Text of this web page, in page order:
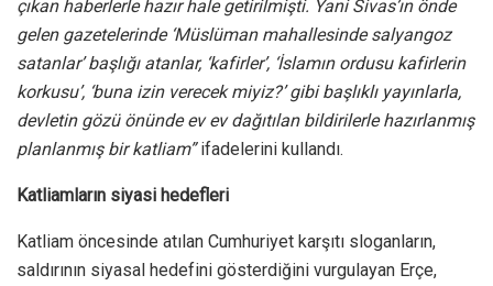
çıkan haberlerle hazır hale getirilmişti. Yani Sivas’ın önde
gelen gazetelerinde ‘Müslüman mahallesinde salyangoz
satanlar’ başlığı atanlar, ‘kafirler’, ‘İslamın ordusu kafirlerin
korkusu’, ‘buna izin verecek miyiz?’ gibi başlıklı yayınlarla,
devletin gözü önünde ev ev dağıtılan bildirilerle hazırlanmış
planlanmış bir katliam”ifadelerini kullandı.
Katliamların siyasi hedefleri
Katliam öncesinde atılan Cumhuriyet karşıtı sloganların,
saldırının siyasal hedefini gösterdiğini vurgulayan Erçe,